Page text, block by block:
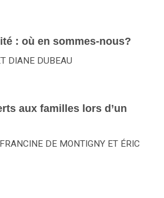
: où en sommes-nous?
DIANE DUBEAU
aux familles lors d’un
DE MONTIGNY ET ÉRIC